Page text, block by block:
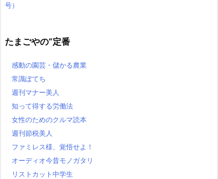
号）
たまごやの“定番
感動の園芸・儲かる農業
常識ぽてち
週刊マナー美人
知って得する労働法
女性のためのクルマ読本
週刊節税美人
ファミレス様、覚悟せよ！
オーディオ今昔モノガタリ
リストカット中学生